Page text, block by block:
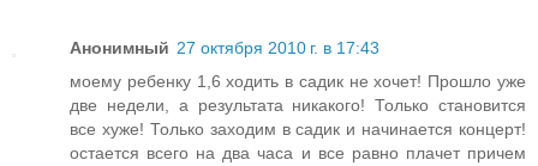
Анонимный 27 октября 2010 г. в 17:43
моему ребенку 1,6 ходить в садик не хочет! Прошло уже
две недели, а результата никакого! Только становится
все хуже! Только заходим в садик и начинается концерт!
остается всего на два часа и все равно плачет причем